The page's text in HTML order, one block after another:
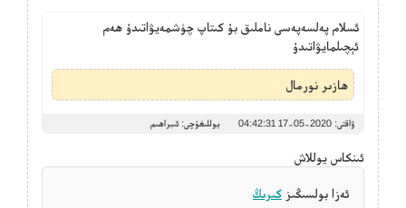
ئسلام پەلسەپەسى ناملىق بۇ كىتاپ چۈشمەيۋاتىدۇ ھەم
ئېچىلمايۋاتىدۇ
ھازىر نورمال
ۋاقتى: 2020-05-17 04:42:31 يوللىغۇچى: ئىبراھىم
ئىنكاس يوللاش
ئەزا بولسىڭىز كىرىڭ